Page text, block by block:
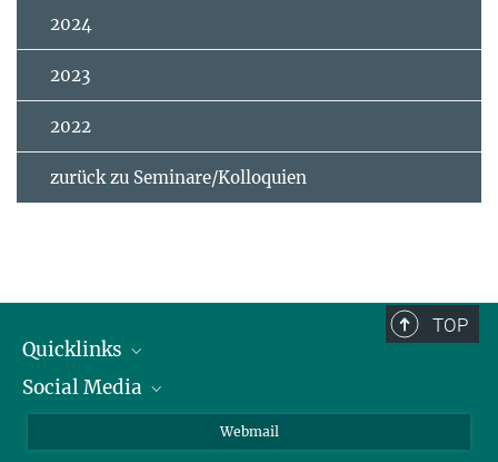
2024
2023
2022
zurück zu Seminare/Kolloquien
TOP
Quicklinks
IMPRS Graduiertenschule
Social Media
Webmail